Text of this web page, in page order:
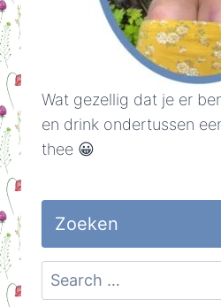
Wat gezellig dat je er
en drink ondertussen
thee 😀
Zoeken
Search
for: